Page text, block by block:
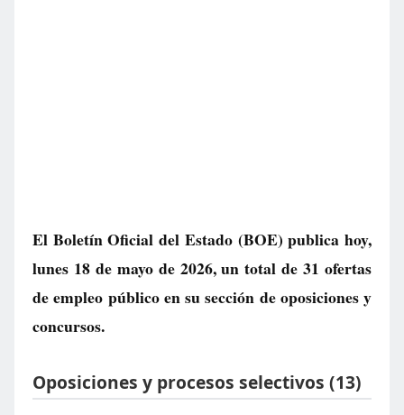
El Boletín Oficial del Estado (BOE) publica hoy,
lunes 18 de mayo de 2026, un total de31 ofertas
de empleo públicoen su sección de oposiciones y
concursos.
Oposiciones y procesos selectivos (13)